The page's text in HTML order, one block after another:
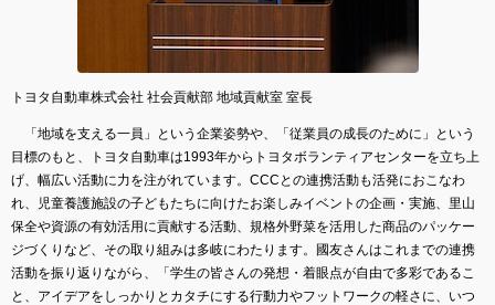
トヨタ自動車株式会社 社会貢献部 地域貢献室 室長
「地域を支える一員」という企業姿勢や、「従業員の成長のために」という
目標のもと、トヨタ自動車は1993年からトヨタボランティアセンターを立ち上
げ、幅広い活動に力を注がれています。CCCとの連携活動も活発におこなわ
れ、児童養護施設の子どもたちに向けたお楽しみイベントの企画・実施、里山
保全や資源の有効活用に貢献する活動、規格外野菜を活用した商品のパッケー
ジづくりなど、その取り組みは多岐にわたります。國友さんはこれまでの連携
活動を振り返りながら、「学生の皆さんの発想・着眼点が自由で多彩であるこ
と、アイデアをしっかりとカタチにする行動力やフットワークの軽さに、いつ